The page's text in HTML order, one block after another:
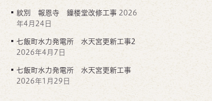
紋別 報恩寺 鐘楼堂改修工事 2026
年4月24日
七飯町水力発電所 水天宮更新工事2
2026年4月7日
七飯町水力発電所 水天宮更新工事
2026年1月29日